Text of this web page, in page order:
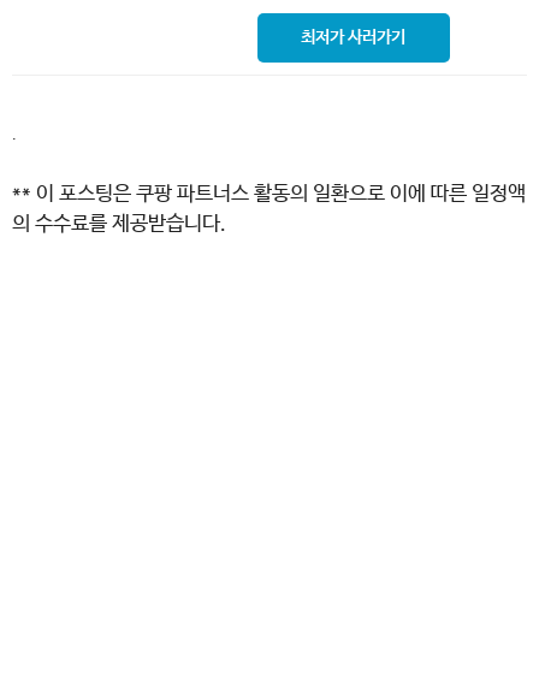
최저가 사러가기
.
** 이 포스팅은 쿠팡 파트너스 활동의 일환으로 이에 따른 일정액
의 수수료를 제공받습니다.